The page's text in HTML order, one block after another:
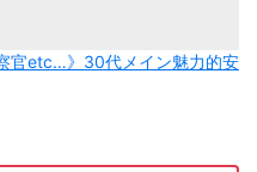
官etc…》30代メイン魅力的安